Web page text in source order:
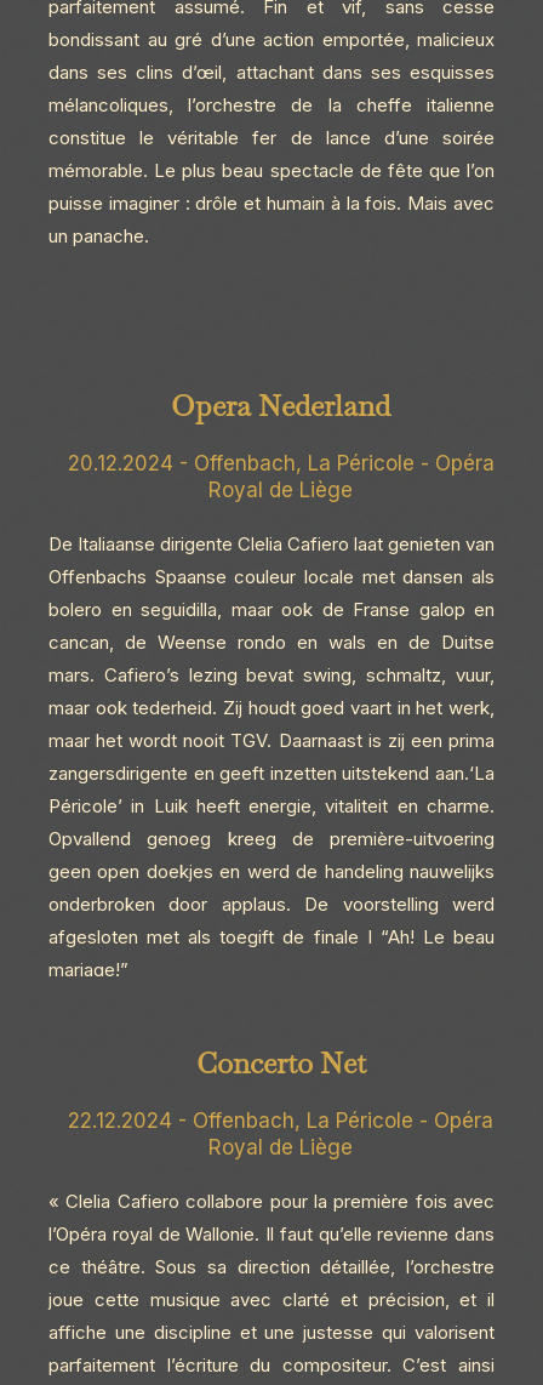
parfaitement assumé. Fin et vif, sans cesse
bondissant au gré d’une action emportée, malicieux
dans ses clins d’œil, attachant dans ses esquisses
mélancoliques, l’orchestre de la cheffe italienne
constitue le véritable fer de lance d’une soirée
mémorable. Le plus beau spectacle de fête que l’on
puisse imaginer : drôle et humain à la fois. Mais avec
un panache.
Opera Nederland
20.12.2024 - Offenbach, La Péricole - Opéra
Royal de Liège
De Italiaanse dirigente Clelia Cafiero laat genieten van
Offenbachs Spaanse couleur locale met dansen als
bolero en seguidilla, maar ook de Franse galop en
cancan, de Weense rondo en wals en de Duitse
mars. Cafiero’s lezing bevat swing, schmaltz, vuur,
maar ook tederheid. Zij houdt goed vaart in het werk,
maar het wordt nooit TGV. Daarnaast is zij een prima
zangersdirigente en geeft inzetten uitstekend aan.‘La
Péricole’ in Luik heeft energie, vitaliteit en charme.
Opvallend genoeg kreeg de première-uitvoering
geen open doekjes en werd de handeling nauwelijks
onderbroken door applaus. De voorstelling werd
afgesloten met als toegift de finale I “Ah! Le beau
mariage!”
Concerto Net
22.12.2024 - Offenbach, La Péricole - Opéra
Royal de Liège
« Clelia Cafiero collabore pour la première fois avec
l’Opéra royal de Wallonie. Il faut qu’elle revienne dans
ce théâtre. Sous sa direction détaillée, l’orchestre
joue cette musique avec clarté et précision, et il
affiche une discipline et une justesse qui valorisent
parfaitement l’écriture du compositeur. C’est ainsi